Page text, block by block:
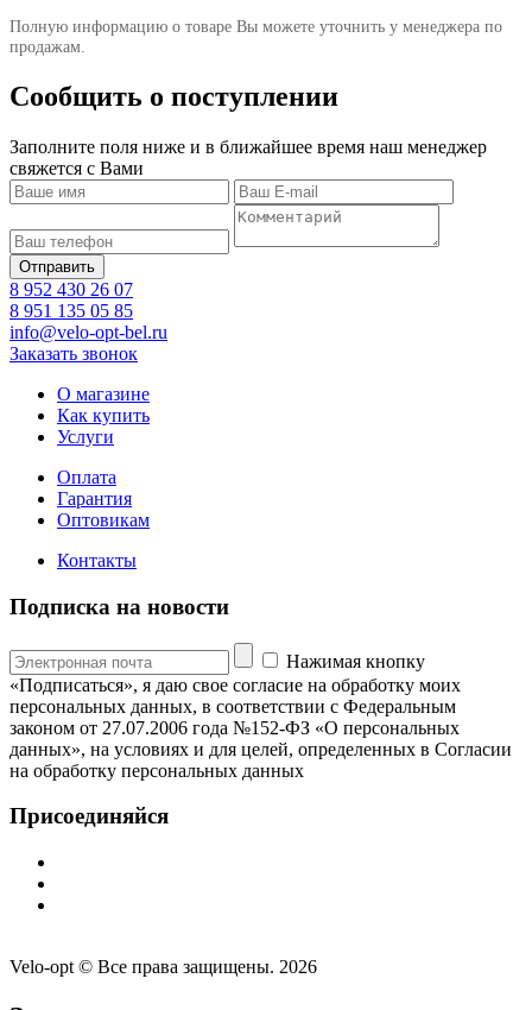
Полную информацию о товаре Вы можете уточнить у менеджера по
продажам.
Сообщить о поступлении
Заполните поля ниже и в ближайшее время наш менеджер
свяжется с Вами
8 952 430 26 07
8 951 135 05 85
info@velo-opt-bel.ru
Заказать звонок
О магазине
Как купить
Услуги
Оплата
Гарантия
Оптовикам
Контакты
Подписка на новости
Нажимая кнопку
«Подписаться», я даю свое согласие на обработку моих
персональных данных, в соответствии с Федеральным
законом от 27.07.2006 года №152-ФЗ «О персональных
данных», на условиях и для целей, определенных в Согласии
на обработку персональных данных
Присоединяйся
Velo-opt © Все права защищены. 2026